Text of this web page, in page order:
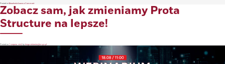
Posted in Aktualności Leave a Commenton
stalowa
od
Zobacz sam, jak zmieniamy Prota
Structure na lepsze!
Posted on 7 sierpnia, 2025 by kinga.stolarska@tmsys.pl